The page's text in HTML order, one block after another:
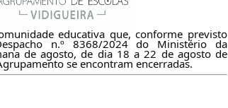
educativa que, conforme previsto
n.º 8368/2024 do Ministério da
de agosto, de dia 18 a 22 de agosto de